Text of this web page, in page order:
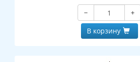
−
+
В корзину